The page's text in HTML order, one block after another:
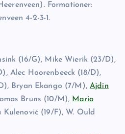
Formationer:
4-2-3-1.
(16/G), Mike Wierik (23/D),
Alec Hoorenbeeck (18/D),
Bryan Ekango (7/M), Ajdin
Bruns (10/M), Mario
(19/F), W. Ould